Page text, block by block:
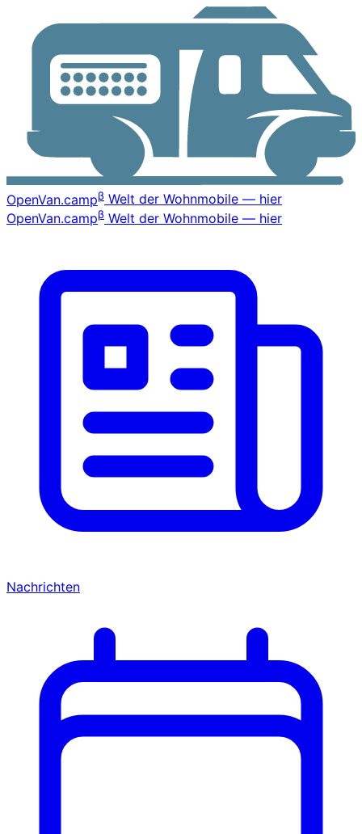
OpenVan.campβ Welt der Wohnmobile — hier
OpenVan.campβ Welt der Wohnmobile — hier
Nachrichten